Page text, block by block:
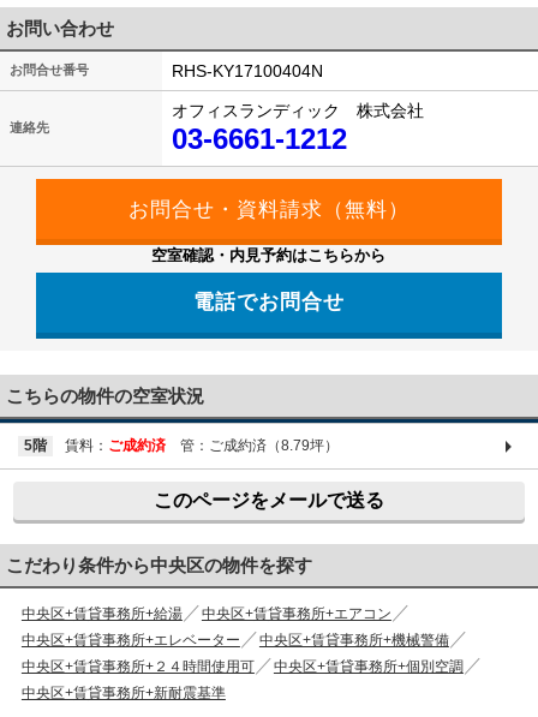
お問い合わせ
お問合せ番号 RHS-KY17100404N
連絡先
オフィスランディック 株式会社
03-6661-1212
空室確認・内見予約はこちらから
電話でお問合せ
こちらの物件の空室状況
5階 賃料： ご成約済 管：ご成約済（8.79坪）
このページをメールで送る
こだわり条件から中央区の物件を探す
中央区+賃貸事務所+給湯
中央区+賃貸事務所+エアコン
中央区+賃貸事務所+エレベーター
中央区+賃貸事務所+機械警備
中央区+賃貸事務所+２４時間使用可
中央区+賃貸事務所+個別空調
中央区+賃貸事務所+新耐震基準